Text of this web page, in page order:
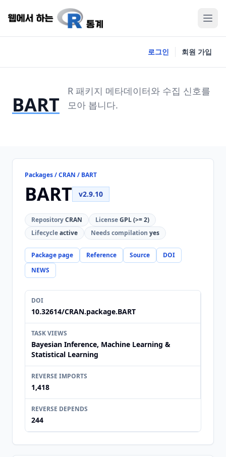
로그인 회원 가입
BART
R 패키지 메타데이터와 수집 신호를
모아 봅니다.
Packages / CRAN / BART
BART v2.9.10
RepositoryCRAN LicenseGPL (>= 2)
Lifecycleactive Needs compilation yes
Package page Reference Source
DOI
NEWS
DOI
10.32614/CRAN.package.BART
TASK VIEWS
Bayesian Inference, Machine Learning &
Statistical Learning
REVERSE IMPORTS
1,418
REVERSE DEPENDS
244